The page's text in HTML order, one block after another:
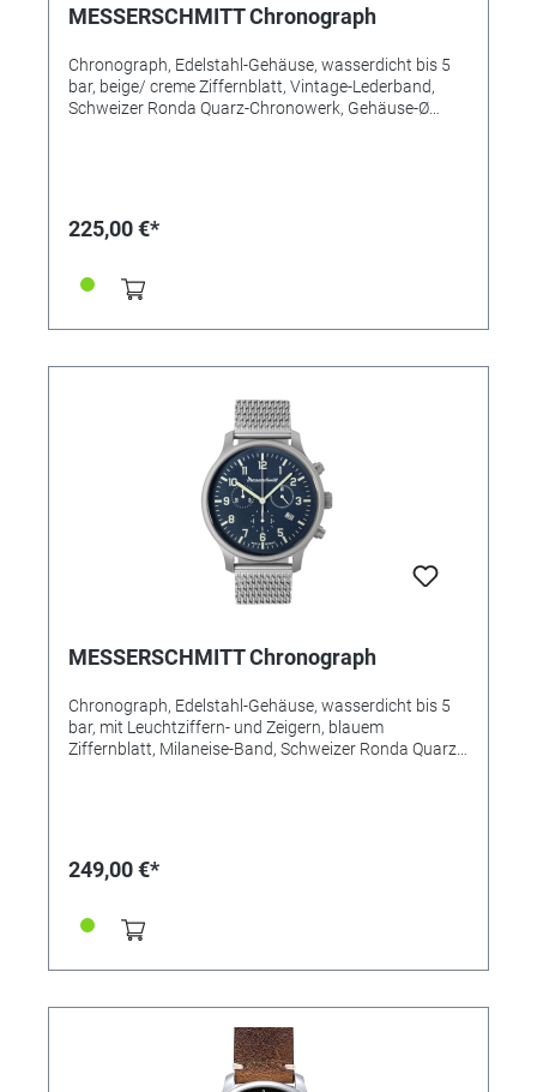
MESSERSCHMITT Chronograph
Chronograph, Edelstahl-Gehäuse, wasserdicht bis 5
bar, beige/ creme Ziffernblatt, Vintage-Lederband,
Schweizer Ronda Quarz-Chronowerk, Gehäuse-Ø
225,00 €*
MESSERSCHMITT Chronograph
Chronograph, Edelstahl-Gehäuse, wasserdicht bis 5
bar, mit Leuchtziffern- und Zeigern, blauem
Ziffernblatt, Milaneise-Band, Schweizer Ronda Quarz-
249,00 €*